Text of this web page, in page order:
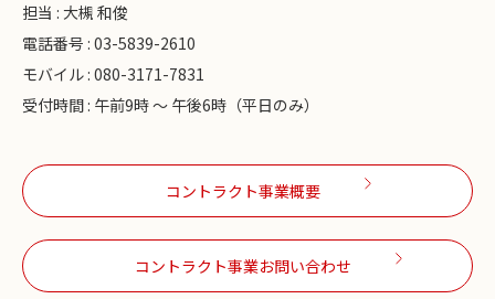
担当 : 大槻 和俊
電話番号 : 03-5839-2610
モバイル : 080-3171-7831
受付時間 : 午前9時 ～ 午後6時（平日のみ）
コントラクト事業概要
コントラクト事業お問い合わせ